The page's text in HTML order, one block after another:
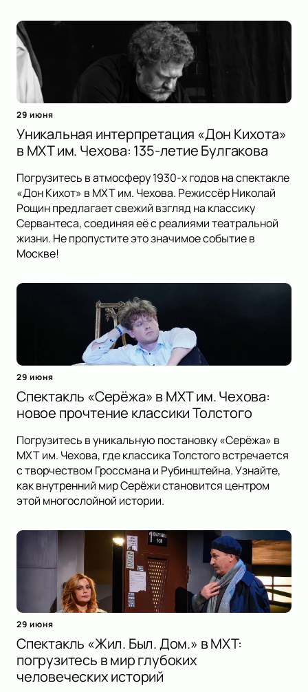
29 июня
Уникальная интерпретация «Дон Кихота»
в МХТ им. Чехова: 135-летие Булгакова
Погрузитесь в атмосферу 1930-х годов на спектакле
«Дон Кихот» в МХТ им. Чехова. Режиссёр Николай
Рощин предлагает свежий взгляд на классику
Сервантеса, соединяя её с реалиями театральной
жизни. Не пропустите это значимое событие в
Москве!
29 июня
Спектакль «Серёжа» в МХТ им. Чехова:
новое прочтение классики Толстого
Погрузитесь в уникальную постановку «Серёжа» в
МХТ им. Чехова, где классика Толстого встречается
с творчеством Гроссмана и Рубинштейна. Узнайте,
как внутренний мир Серёжи становится центром
этой многослойной истории.
29 июня
Спектакль «Жил. Был. Дом.» в МХТ:
погрузитесь в мир глубоких
человеческих историй